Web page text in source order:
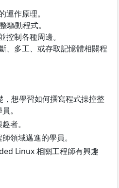
運作原理。
驅動程式。
制各種周邊。
、多工、或存取記憶體相關程
，想學習如何撰寫程式操控整
。
者。
領域邁進的學員。
Linux 相關工程師有興趣